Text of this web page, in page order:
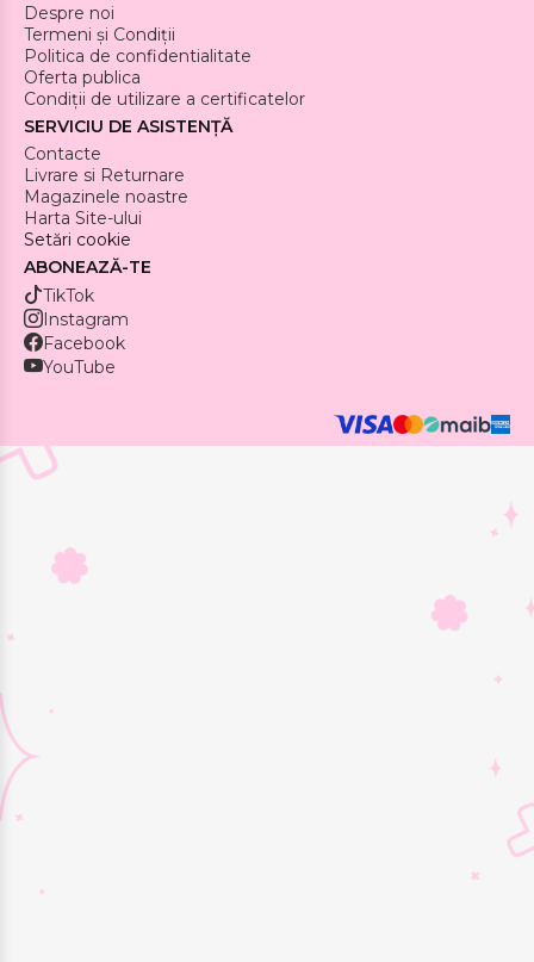
Despre noi
Termeni și Condiții
Politica de confidentialitate
Oferta publica
Condiții de utilizare a certificatelor
SERVICIU DE ASISTENȚĂ
Contacte
Livrare si Returnare
Magazinele noastre
Harta Site-ului
Setări cookie
ABONEAZĂ-TE
TikTok
Instagram
Facebook
YouTube